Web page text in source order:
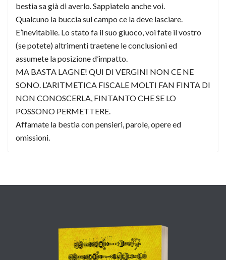
bestia sa già di averlo. Sappiatelo anche voi.
Qualcuno la buccia sul campo ce la deve lasciare.
E’inevitabile. Lo stato fa il suo giuoco, voi fate il vostro
(se potete) altrimenti traetene le conclusioni ed
assumete la posizione d’impatto.
MA BASTA LAGNE! QUI DI VERGINI NON CE NE
SONO. L’ARITMETICA FISCALE MOLTI FAN FINTA DI
NON CONOSCERLA, FINTANTO CHE SE LO
POSSONO PERMETTERE.
Affamate la bestia con pensieri, parole, opere ed
omissioni.